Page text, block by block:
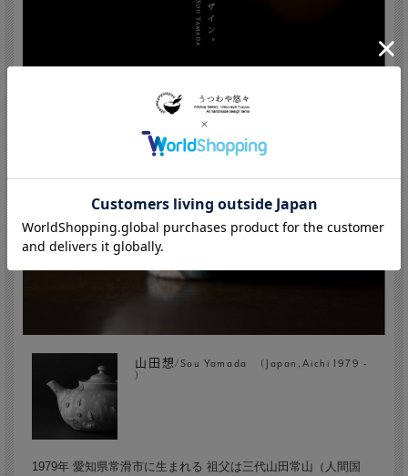
山田想/Sou Yamada (Japan,Aichi 1979 -
)
1979年 愛知県常滑市に生まれる 祖父は三代山田常山（人間国